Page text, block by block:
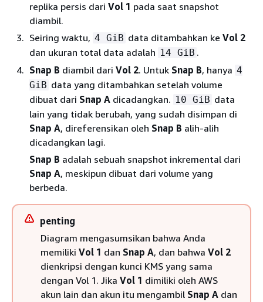
replika persis dari Vol 1 pada saat snapshot
diambil.
Seiring waktu, 4 GiB data ditambahkan ke Vol 2
dan ukuran total data adalah 14 GiB .
Snap B diambil dari Vol 2. Untuk Snap B, hanya 4
GiB data yang ditambahkan setelah volume
dibuat dari Snap A dicadangkan. 10 GiB data
lain yang tidak berubah, yang sudah disimpan di
Snap A, direferensikan oleh Snap B alih-alih
dicadangkan lagi.
Snap B adalah sebuah snapshot inkremental dari
Snap A, meskipun dibuat dari volume yang
berbeda.
penting
Diagram mengasumsikan bahwa Anda
memiliki Vol 1 dan Snap A, dan bahwa Vol 2
dienkripsi dengan kunci KMS yang sama
dengan Vol 1. Jika Vol 1 dimiliki oleh AWS
akun lain dan akun itu mengambil Snap A dan